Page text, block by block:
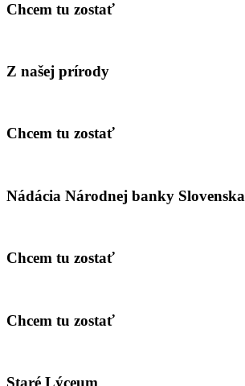
Chcem tu zostať
Z našej prírody
Chcem tu zostať
Nádácia Národnej banky Slovenska
Chcem tu zostať
Chcem tu zostať
Staré Lýceum